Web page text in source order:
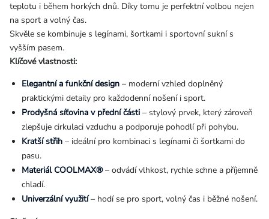
teplotu i během horkých dnů. Díky tomu je perfektní volbou nejen
na sport a volný čas.
Skvěle se kombinuje s legínami, šortkami i sportovní sukní s
vyšším pasem.
Klíčové vlastnosti:
Elegantní a funkční design – moderní vzhled doplněný
praktickými detaily pro každodenní nošení i sport.
Prodyšná síťovina v přední části – stylový prvek, který zároveň
zlepšuje cirkulaci vzduchu a podporuje pohodlí při pohybu.
Kratší střih – ideální pro kombinaci s legínami či šortkami do
pasu.
Materiál COOLMAX®– odvádí vlhkost, rychle schne a příjemně
chladí.
Univerzální využití– hodí se pro sport, volný čas i běžné nošení.